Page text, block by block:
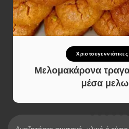
Μελομακάρονα
μέσα